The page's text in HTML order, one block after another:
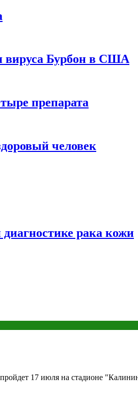
вируса Бурбон в США
препарата
человек
рака кожи
17 июля на стадионе